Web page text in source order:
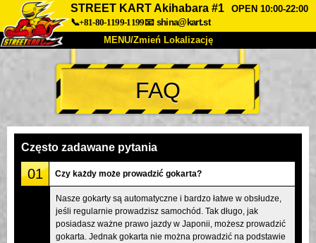
STREET KART Akihabara #1
OPEN 10:00-22:00
📞+81-80-1199-1199📧 shina@kart.st
MENU/Zmień Lokalizację
TOP
O nas Specyfikacja Cena
Opinie
Firma
Zmień Lokalizację
Tokyo Shinagawa Tokyo Akihabara#1
Tokyo Akihabara#2 Tokyo Shibuya
Tokyo Shibuya Annex Tokyo Bay
FAQ
Często zadawane pytania
01 Czy każdy może prowadzić gokarta?
Nasze gokarty są automatyczne i bardzo łatwe w obsłudze,
jeśli regularnie prowadzisz samochód. Tak długo, jak
posiadasz ważne prawo jazdy w Japonii, możesz prowadzić
gokarta. Jednak gokarta nie można prowadzić na podstawie